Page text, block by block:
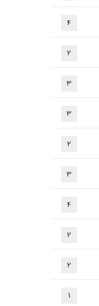
4
2
3
3
2
3
4
2
2
1